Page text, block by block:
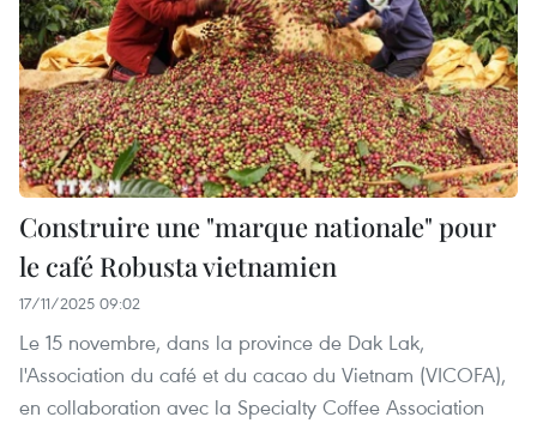
Construire une "marque nationale" pour
le café Robusta vietnamien
17/11/2025 09:02
Le 15 novembre, dans la province de Dak Lak,
l'Association du café et du cacao du Vietnam (VICOFA),
en collaboration avec la Specialty Coffee Association